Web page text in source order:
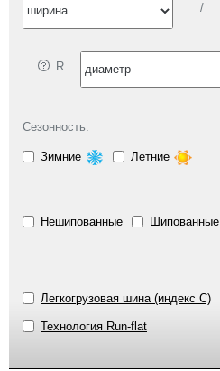
/
R
Сезонность:
Зимние Летние
Нешипованные Шипованные
Легкогрузовая шина (индекс C)
Технология Run-flat